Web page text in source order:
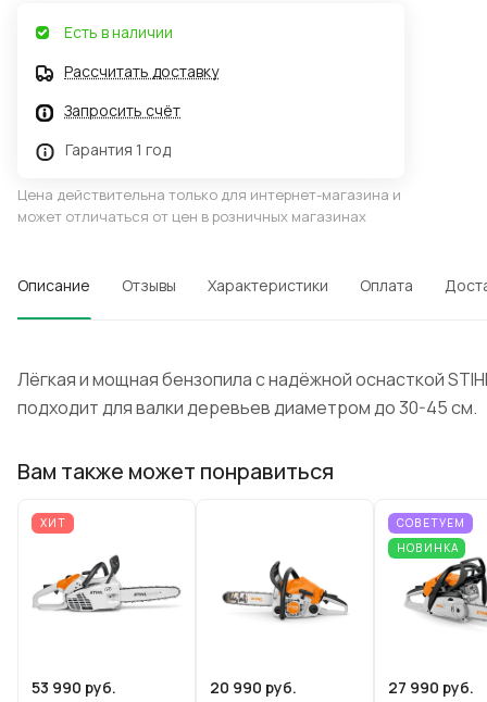
Есть в наличии
Рассчитать доставку
Запросить счёт
Гарантия 1 год
Цена действительна только для интернет-магазина и
может отличаться от цен в розничных магазинах
Описание Отзывы Характеристики Оплата
Лёгкая и мощная бензопила с надёжной оснасткой
подходит для валки деревьев диаметром до 30-45 см.
Вам также может понравиться
ХИТ
53 990 руб.
20 990 руб.
СОВЕТУЕМ
НОВИНКА
27 990 руб.